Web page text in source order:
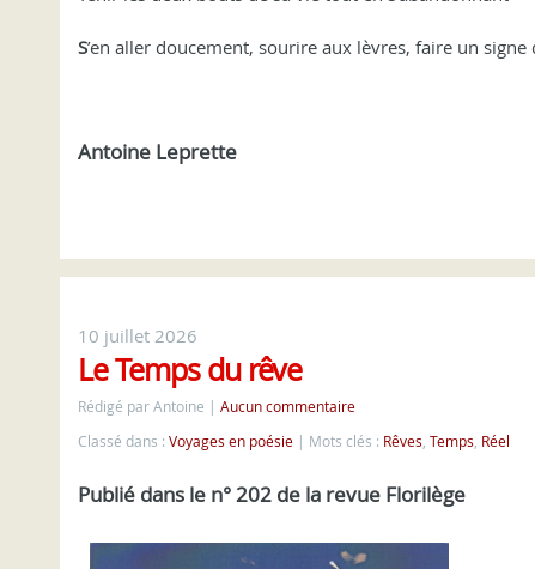
S’en aller doucement, sourire aux lèvres, faire un
Antoine Leprette
10 juillet 2026
Le Temps du rêve
Rédigé par Antoine
Aucun commentaire
Classé dans : Voyages en poésie Mots clés : Rêves, Temps, Réel
Publié dans le n° 202 de la revue Florilège